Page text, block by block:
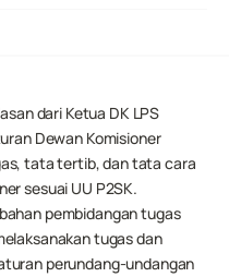
dari Ketua DK LPS
Dewan Komisioner
tata tertib, dan tata cara
sesuai UU P2SK.
pembidangan tugas
tugas dan
perundang-undangan